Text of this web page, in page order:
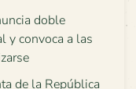
doble
y convoca a las
de la República